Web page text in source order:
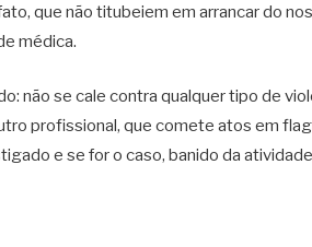
que não titubeiem em arrancar do
médica.
não se cale contra qualquer tipo de
profissional, que comete atos em
e se for o caso, banido da